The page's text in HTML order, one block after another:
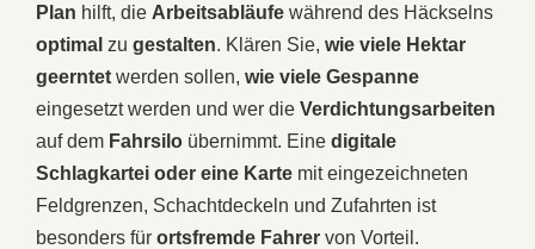
Plan hilft, die Arbeitsabläufe während des Häckselns
optimal zu gestalten. Klären Sie, wie viele Hektar
geerntet werden sollen, wie viele Gespanne
eingesetzt werden und wer die Verdichtungsarbeiten
auf dem Fahrsilo übernimmt. Eine digitale
Schlagkartei oder eine Karte mit eingezeichneten
Feldgrenzen, Schachtdeckeln und Zufahrten ist
besonders für ortsfremde Fahrer von Vorteil.